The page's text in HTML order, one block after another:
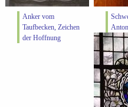
Anker vom
Taufbecken, Zeichen
der Hoffnung